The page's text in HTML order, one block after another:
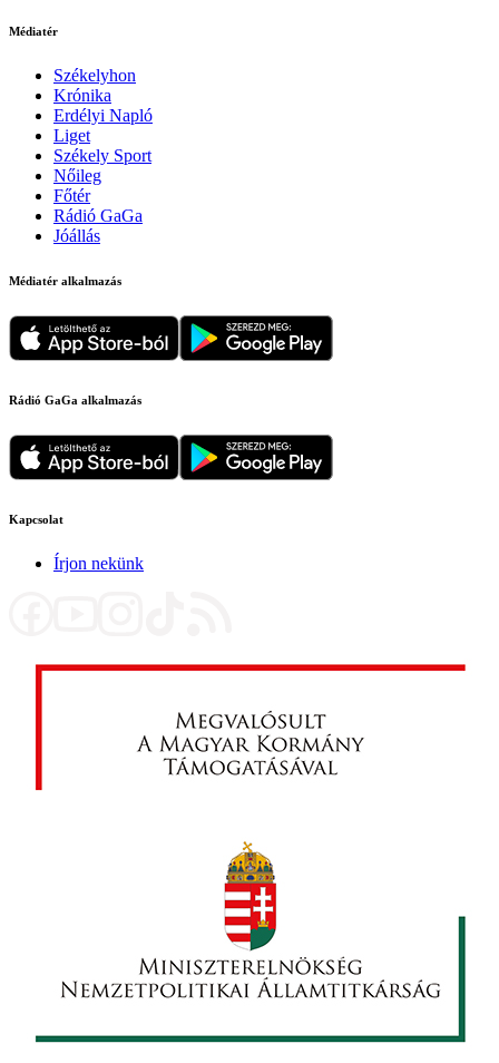
Médiatér
Székelyhon
Krónika
Erdélyi Napló
Liget
Székely Sport
Nőileg
Főtér
Rádió GaGa
Jóállás
Médiatér alkalmazás
Rádió GaGa alkalmazás
Kapcsolat
Írjon nekünk